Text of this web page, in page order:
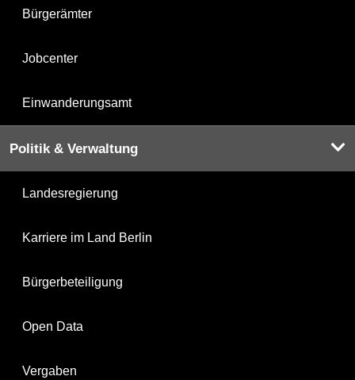
Bürgerämter
Jobcenter
Einwanderungsamt
Politik & Verwaltung
Landesregierung
Karriere im Land Berlin
Bürgerbeteiligung
Open Data
Vergaben